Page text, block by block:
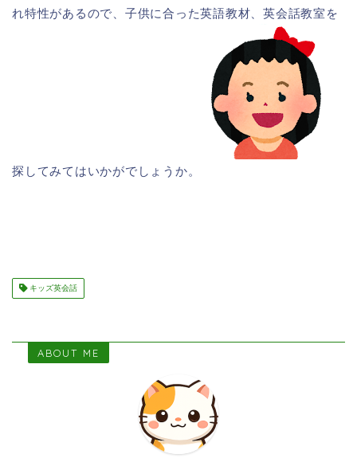
れ特性があるので、子供に合った英語教材、英会話教室を
探してみてはいかがでしょうか。
キッズ英会話
ABOUT ME